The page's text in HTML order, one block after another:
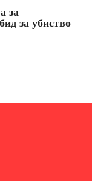
за
за убиство